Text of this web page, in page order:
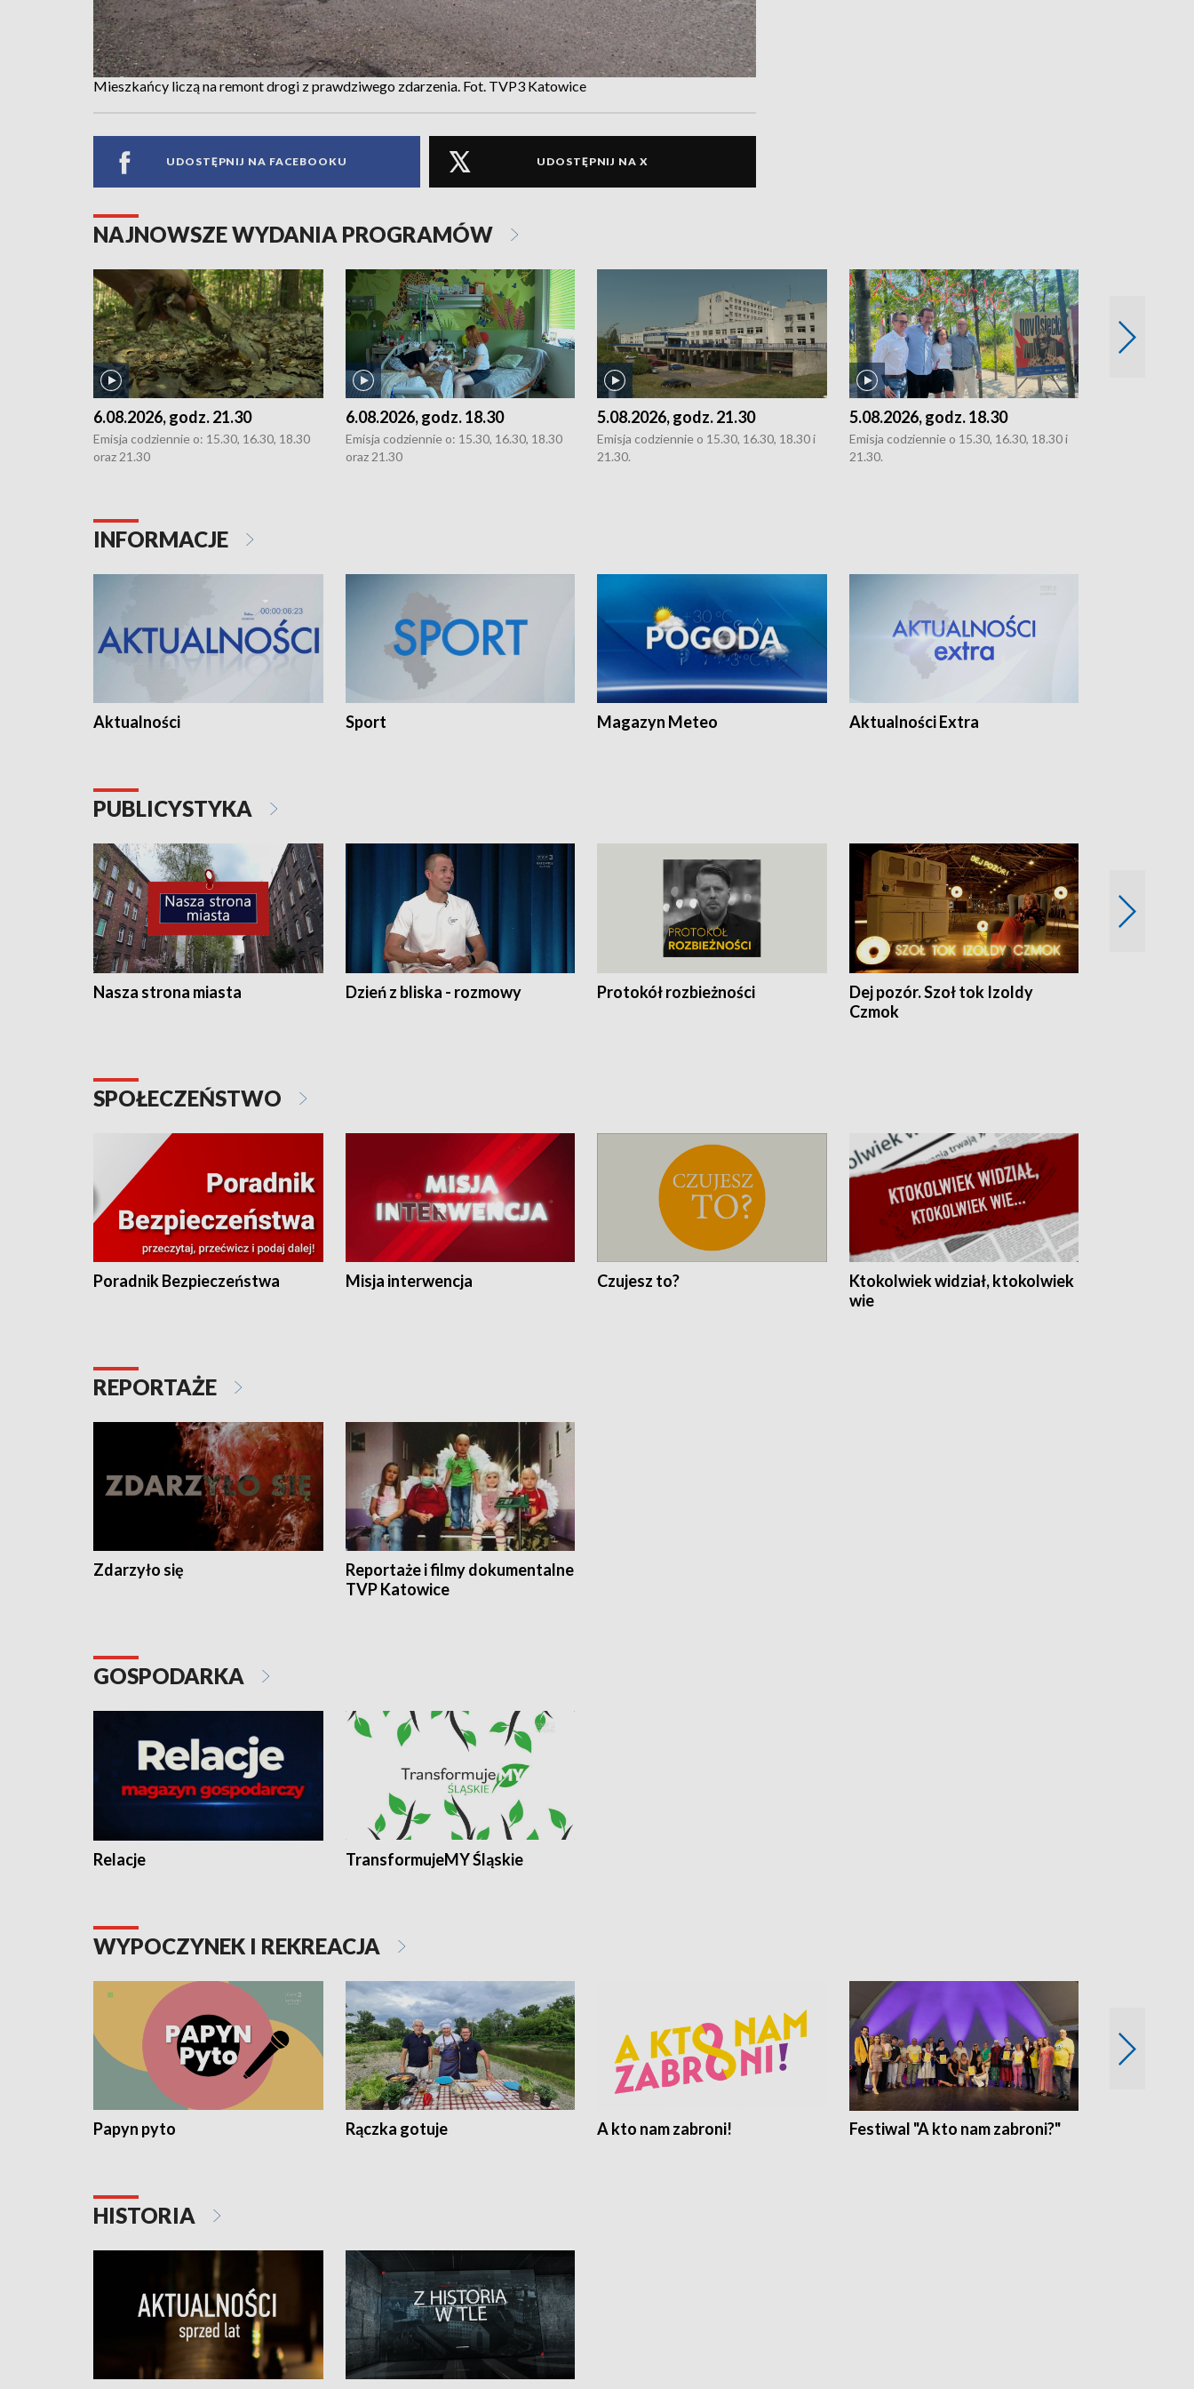
Mieszkańcy liczą na remont drogi z prawdziwego zdarzenia. Fot. TVP3 Katowice
UDOSTĘPNIJ NA FACEBOOKU UDOSTĘPNIJ NA X
NAJNOWSZE WYDANIA PROGRAMÓW
6.08.2026, godz. 21.30
Emisja codziennie o: 15.30, 16.30, 18.30
oraz 21.30
6.08.2026, godz. 18.30
Emisja codziennie o: 15.30, 16.30, 18.30
oraz 21.30
5.08.2026, godz. 21.30
Emisja codziennie o 15.30, 16.30, 18.30 i
21.30.
5.08.2026, godz. 18.30
Emisja codziennie o 15.30, 16.30, 18.30 i
21.30.
INFORMACJE
Aktualności Sport Magazyn Meteo Aktualności Extra
PUBLICYSTYKA
Nasza strona miasta Dzień z bliska - rozmowy Protokół rozbieżności
Dej pozór. Szoł tok Izoldy
Czmok
SPOŁECZEŃSTWO
Poradnik Bezpieczeństwa Misja interwencja Czujesz to?
Ktokolwiek widział, ktokolwiek
wie
REPORTAŻE
Zdarzyło się
Reportaże i filmy dokumentalne
TVP Katowice
GOSPODARKA
Relacje TransformujeMY Śląskie
WYPOCZYNEK I REKREACJA
Papyn pyto Rączka gotuje A kto nam zabroni! Festiwal "A kto nam zabroni?"
HISTORIA